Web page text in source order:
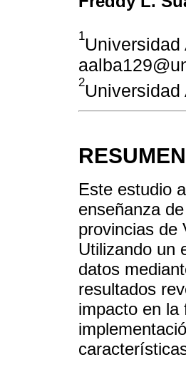
1
2
RESUMEN
Este estudio
enseñanza
provincias de
Utilizando un
datos
resultados
impacto en la